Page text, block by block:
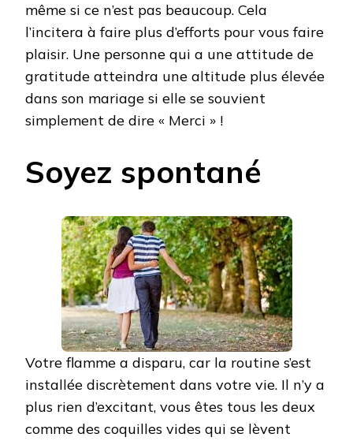
même si ce n’est pas beaucoup. Cela
l’incitera à faire plus d’efforts pour vous faire
plaisir. Une personne qui a une attitude de
gratitude atteindra une altitude plus élevée
dans son mariage si elle se souvient
simplement de dire « Merci » !
Soyez spontané
Votre flamme a disparu, car la routine s’est
installée discrètement dans votre vie. Il n’y a
plus rien d’excitant, vous êtes tous les deux
comme des coquilles vides qui se lèvent